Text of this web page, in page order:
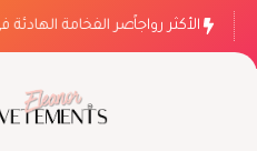
الأكثر رواجاً
لماذا ينتصر الفخامة الهادئة